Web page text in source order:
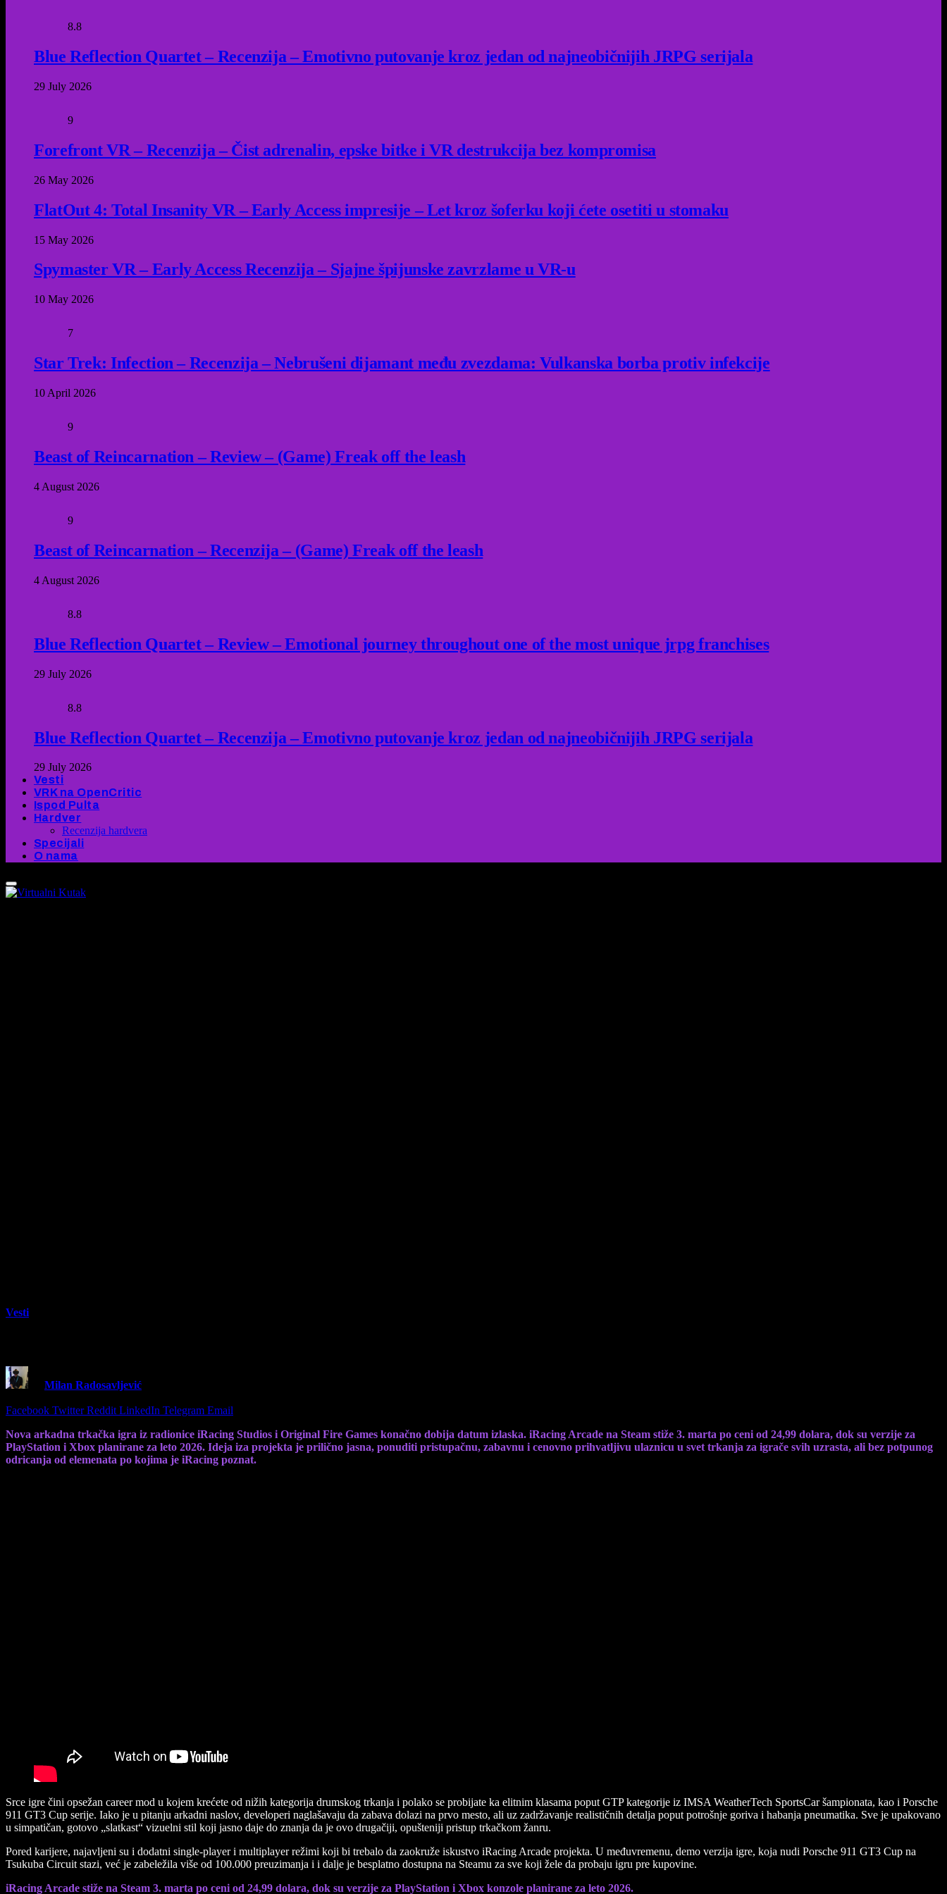
8.8
Blue Reflection Quartet – Recenzija – Emotivno putovanje kroz jedan od najneobičnijih JRPG serijala
29 July 2026
9
Forefront VR – Recenzija – Čist adrenalin, epske bitke i VR destrukcija bez kompromisa
26 May 2026
FlatOut 4: Total Insanity VR – Early Access impresije – Let kroz šoferku koji ćete osetiti u stomaku
15 May 2026
Spymaster VR – Early Access Recenzija – Sjajne špijunske zavrzlame u VR-u
10 May 2026
7
Star Trek: Infection – Recenzija – Nebrušeni dijamant među zvezdama: Vulkanska borba protiv infekcije
10 April 2026
9
Beast of Reincarnation – Review – (Game) Freak off the leash
4 August 2026
9
Beast of Reincarnation – Recenzija – (Game) Freak off the leash
4 August 2026
8.8
Blue Reflection Quartet – Review – Emotional journey throughout one of the most unique jrpg franchises
29 July 2026
8.8
Blue Reflection Quartet – Recenzija – Emotivno putovanje kroz jedan od najneobičnijih JRPG serijala
29 July 2026
Vesti
VRK na OpenCritic
Ispod Pulta
Hardver
Recenzija hardvera
Specijali
O nama
Vesti
Milan Radosavljević
Facebook Twitter Reddit LinkedIn Telegram Email
Nova arkadna trkačka igra iz radionice iRacing Studios i Original Fire Games konačno dobija datum izlaska. iRacing Arcade na Steam stiže 3. marta po ceni od 24,99 dolara, dok su verzije za
PlayStation i Xbox planirane za leto 2026. Ideja iza projekta je prilično jasna, ponuditi pristupačnu, zabavnu i cenovno prihvatljivu ulaznicu u svet trkanja za igrače svih uzrasta, ali bez potpunog
odricanja od elemenata po kojima je iRacing poznat.
Srce igre čini opsežan career mod u kojem krećete od nižih kategorija drumskog trkanja i polako se probijate ka elitnim klasama poput GTP kategorije iz IMSA WeatherTech SportsCar šampionata, kao i Porsche
911 GT3 Cup serije. Iako je u pitanju arkadni naslov, developeri naglašavaju da zabava dolazi na prvo mesto, ali uz zadržavanje realističnih detalja poput potrošnje goriva i habanja pneumatika. Sve je upakovano
u simpatičan, gotovo „slatkast“ vizuelni stil koji jasno daje do znanja da je ovo drugačiji, opušteniji pristup trkačkom žanru.
Pored karijere, najavljeni su i dodatni single-player i multiplayer režimi koji bi trebalo da zaokruže iskustvo iRacing Arcade projekta. U međuvremenu, demo verzija igre, koja nudi Porsche 911 GT3 Cup na
Tsukuba Circuit stazi, već je zabeležila više od 100.000 preuzimanja i i dalje je besplatno dostupna na Steamu za sve koji žele da probaju igru pre kupovine.
iRacing Arcade stiže na Steam 3. marta po ceni od 24,99 dolara, dok su verzije za PlayStation i Xbox konzole planirane za leto 2026.